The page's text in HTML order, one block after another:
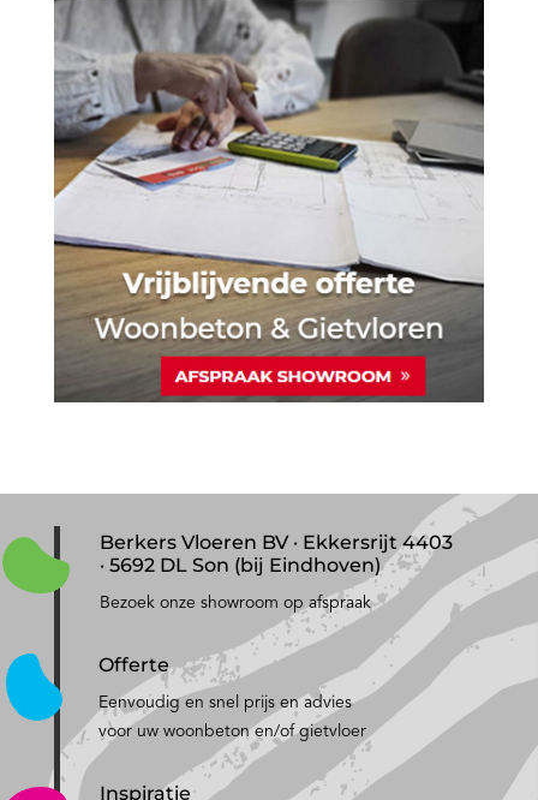
Berkers Vloeren BV · Ekkersrijt 4403
· 5692 DL Son (bij Eindhoven)
Bezoek onze showroom op afspraak
Offerte
Eenvoudig en snel prijs en advies
voor uw woonbeton en/of gietvloer
Inspiratie